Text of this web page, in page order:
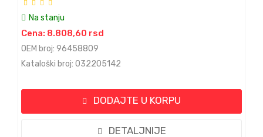
Na stanju
Cena: 8.808,60 rsd
OEM broj: 96458809
Kataloški broj: 032205142
DODAJTE U KORPU
DETALJNIJE